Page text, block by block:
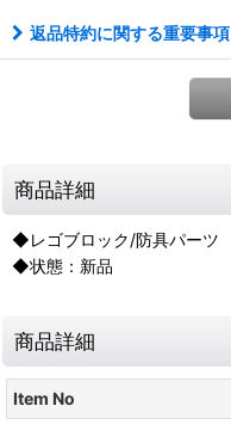
返品特約に関する重要事項
商品詳細
◆レゴブロック/防具パーツ
◆状態：新品
商品詳細
Item No